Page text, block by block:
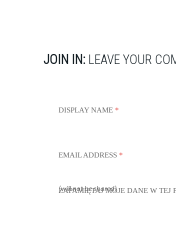
JOIN IN: LEAVE YOUR
DISPLAY NAME *
EMAIL ADDRESS *
(will not be shared)
ZAPAMIĘTAJ MOJE DANE W TEJ